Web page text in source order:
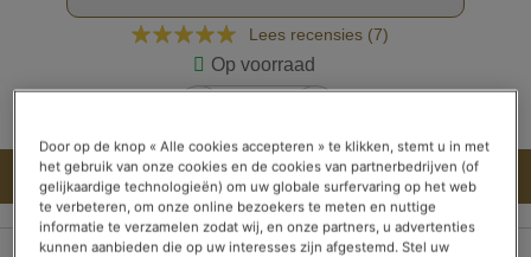
Waardering:
Lees recensies (7)
Op voorraad
IN WINKELWAGEN
Door op de knop « Alle cookies accepteren » te klikken, stemt u in met
het gebruik van onze cookies en de cookies van partnerbedrijven (of
gelijkaardige technologieën) om uw globale surfervaring op het web
te verbeteren, om onze online bezoekers te meten en nuttige
informatie te verzamelen zodat wij, en onze partners, u advertenties
kunnen aanbieden die op uw interesses zijn afgestemd. Stel uw